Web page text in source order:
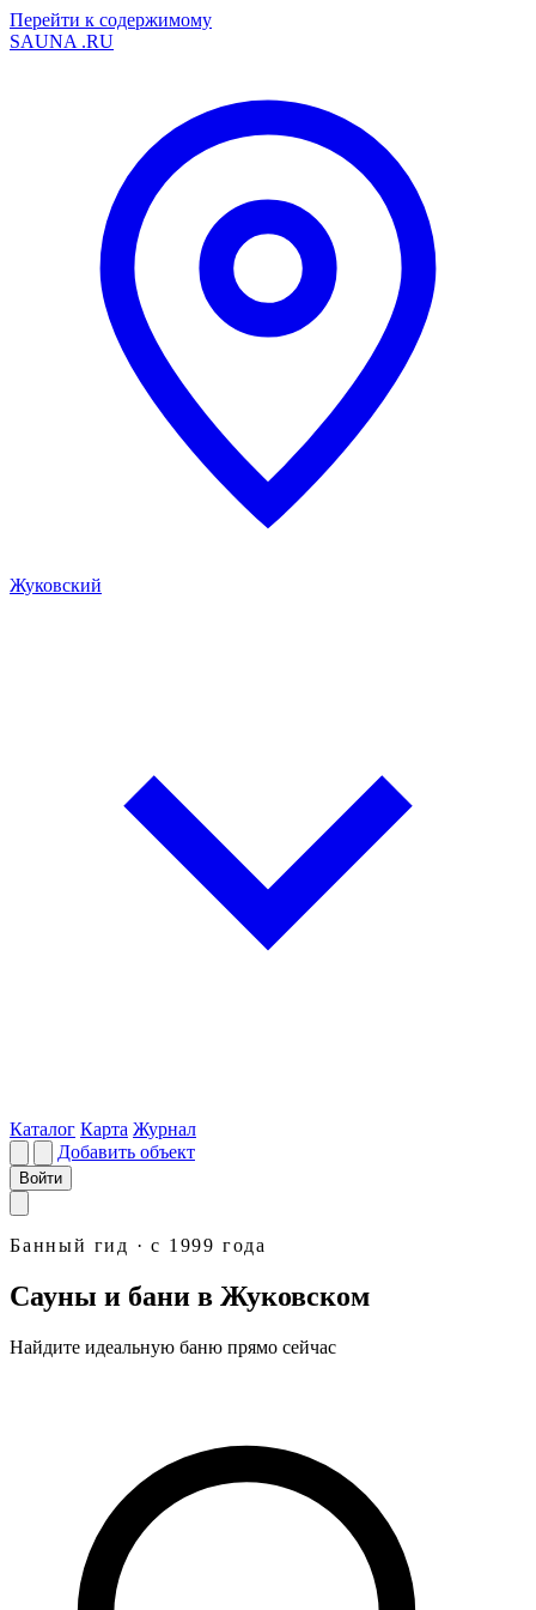
Перейти к содержимому
SAUNA .RU
Жуковский
Каталог Карта Журнал
Добавить объект
Войти
Банный гид · с 1999 года
Сауны и бани в Жуковском
Найдите идеальную баню прямо сейчас